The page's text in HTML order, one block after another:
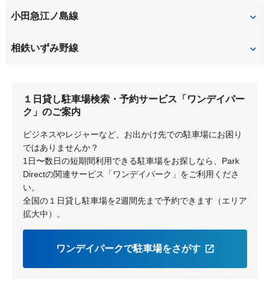
小田急江ノ島線
桜ヶ丘
相鉄いずみ野線
いずみ野
１日貸し駐車場検索・予約サービス「ワンデイパー
ク」のご案内
ビジネスやレジャーなど、お出かけ先での駐車場にお困り
ではありませんか？
1日〜数日の短期間利用できる駐車場をお探しなら、Park
Directの関連サービス「ワンデイパーク」をご利用くださ
い。
全国の１日貸し駐車場を2週間先まで予約できます（エリア
拡大中）。
ワンデイパークで駐車場をさがす